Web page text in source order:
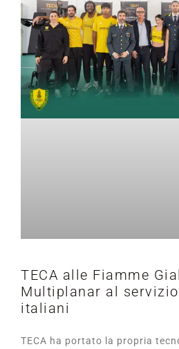
TECA alle Fiamme
Multiplanar al
italiani
TECA ha portato la propria